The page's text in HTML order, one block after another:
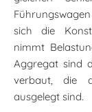
sich die
nimmt
Aggregat sind
verbaut, die
ausgelegt sind.